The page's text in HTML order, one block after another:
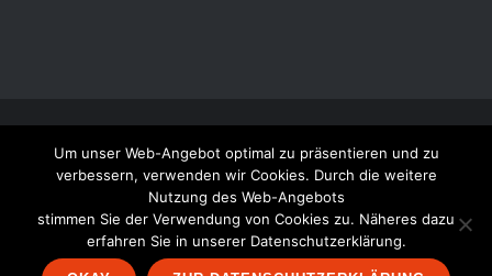
© Copyright 2011 -2026 | Togo-Contact | Alle Preise inkl. der
gesetzlichen MwSt. | Die durchgestrichenen Preise entsprechen
dem bisherigen Preis in diesem Online-Shop. | Its a
Um unser Web-Angebot optimal zu präsentieren und zu
verbessern, verwenden wir Cookies. Durch die weitere
Nutzung des Web-Angebots
stimmen Sie der Verwendung von Cookies zu. Näheres dazu
erfahren Sie in unserer Datenschutzerklärung.